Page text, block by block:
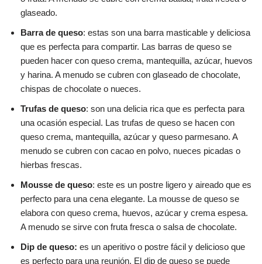
glaseado.
Barra de queso: estas son una barra masticable y deliciosa
que es perfecta para compartir. Las barras de queso se
pueden hacer con queso crema, mantequilla, azúcar, huevos
y harina. A menudo se cubren con glaseado de chocolate,
chispas de chocolate o nueces.
Trufas de queso: son una delicia rica que es perfecta para
una ocasión especial. Las trufas de queso se hacen con
queso crema, mantequilla, azúcar y queso parmesano. A
menudo se cubren con cacao en polvo, nueces picadas o
hierbas frescas.
Mousse de queso: este es un postre ligero y aireado que es
perfecto para una cena elegante. La mousse de queso se
elabora con queso crema, huevos, azúcar y crema espesa.
A menudo se sirve con fruta fresca o salsa de chocolate.
Dip de queso: es un aperitivo o postre fácil y delicioso que
es perfecto para una reunión. El dip de queso se puede